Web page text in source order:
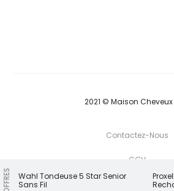
Wahl Tondeuse 5 Star Senior
Sans Fil
2021 © Maison Cheveux
Contactez-Nous
CGV